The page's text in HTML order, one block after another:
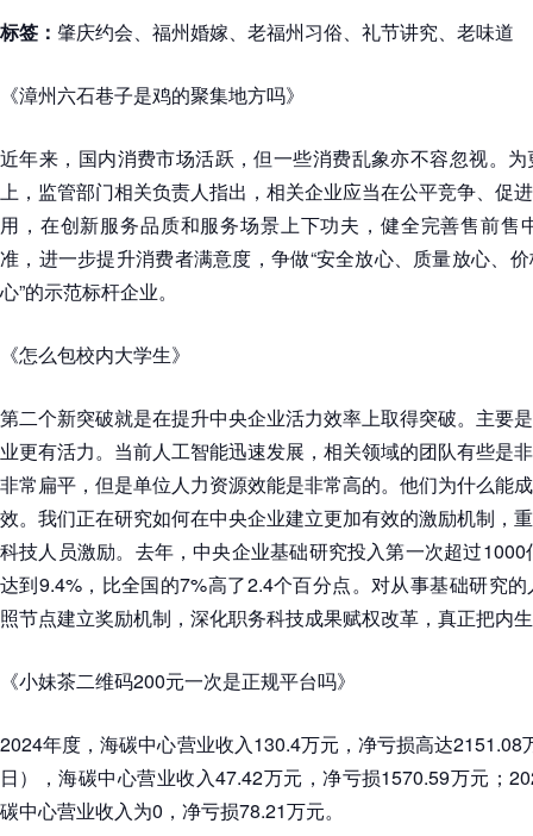
标签： 肇庆约会、福州婚嫁、老福州习俗、礼节讲究、老味道
《漳州六石巷子是鸡的聚集地方吗》
近年来，国内消费市场活跃，但一些消费乱象亦不容忽视。
上，监管部门相关负责人指出，相关企业应当在公平竞争、促
用，在创新服务品质和服务场景上下功夫，健全完善售前售
准，进一步提升消费者满意度，争做“安全放心、质量放心、
心”的示范标杆企业。
《怎么包校内大学生》
第二个新突破就是在提升中央企业活力效率上取得突破。主要
业更有活力。当前人工智能迅速发展，相关领域的团队有些是
非常扁平，但是单位人力资源效能是非常高的。他们为什么能
效。我们正在研究如何在中央企业建立更加有效的激励机制，
科技人员激励。去年，中央企业基础研究投入第一次超过
达到9.4%，比全国的7%高了2.4个百分点。对从事基础研究
照节点建立奖励机制，深化职务科技成果赋权改革，真正把内
《小妹茶二维码200元一次是正规平台吗》
2024年度，海碳中心营业收入130.4万元，净亏损高达
日），海碳中心营业收入47.42万元，净亏损1570.59万元；
碳中心营业收入为0，净亏损78.21万元。